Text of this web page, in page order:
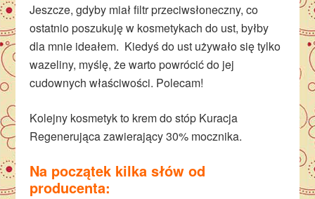
Jeszcze, gdyby miał filtr przeciwsłoneczny, co
ostatnio poszukuję w kosmetykach do ust, byłby
dla mnie ideałem. Kiedyś do ust używało się tylko
wazeliny, myślę, że warto powrócić do jej
cudownych właściwości. Polecam!
Kolejny kosmetyk to krem do stóp Kuracja
Regenerująca zawierający 30% mocznika.
Na początek kilka słów od
producenta: